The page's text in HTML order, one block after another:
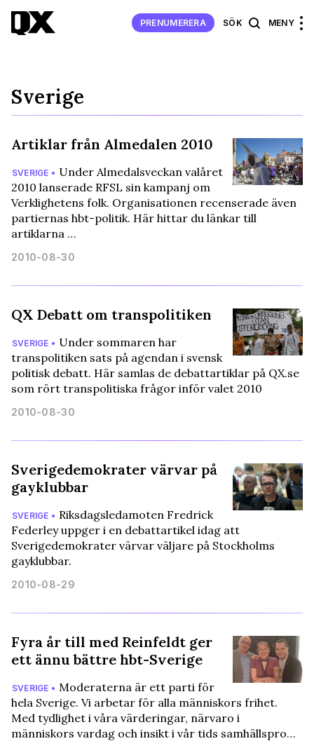
PRENUMERERA SÖK MENY
Sverige
Artiklar från Almedalen 2010
SVERIGE • Under Almedalsveckan valåret
2010 lanserade RFSL sin kampanj om
Verklighetens folk. Organisationen recenserade även
partiernas hbt-politik. Här hittar du länkar till
artiklarna …
2010-08-30
QX Debatt om transpolitiken
SVERIGE • Under sommaren har
transpolitiken sats på agendan i svensk
politisk debatt. Här samlas de debattartiklar på QX.se
som rört transpolitiska frågor inför valet 2010
2010-08-30
Sverigedemokrater värvar på
gayklubbar
SVERIGE • Riksdagsledamoten Fredrick
Federley uppger i en debattartikel idag att
Sverigedemokrater värvar väljare på Stockholms
gayklubbar.
2010-08-29
Fyra år till med Reinfeldt ger
ett ännu bättre hbt-Sverige
SVERIGE • Moderaterna är ett parti för
hela Sverige. Vi arbetar för alla människors frihet.
Med tydlighet i våra värderingar, närvaro i
människors vardag och insikt i vår tids samhällspro…